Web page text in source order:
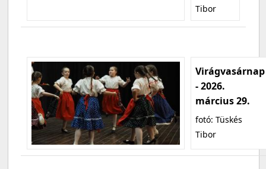
Tibor
Virágvasárnap
- 2026.
március 29.
fotó: Tüskés
Tibor